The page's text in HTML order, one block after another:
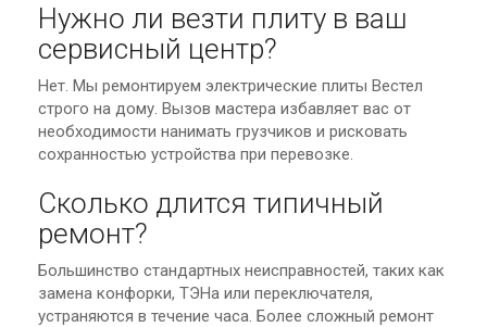
Нужно ли везти плиту в ваш
сервисный центр?
Нет. Мы ремонтируем электрические плиты Вестел
строго на дому. Вызов мастера избавляет вас от
необходимости нанимать грузчиков и рисковать
сохранностью устройства при перевозке.
Сколько длится типичный
ремонт?
Большинство стандартных неисправностей, таких как
замена конфорки, ТЭНа или переключателя,
устраняются в течение часа. Более сложный ремонт